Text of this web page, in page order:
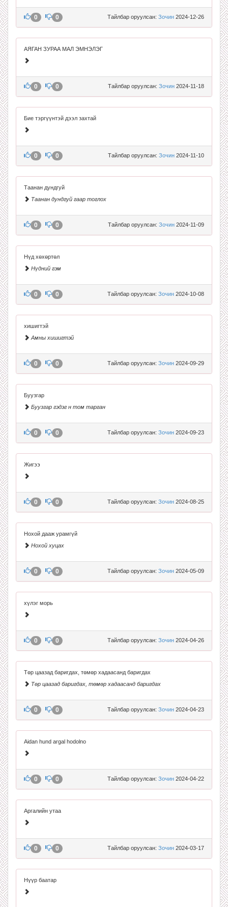
Тайлбар оруулсан: Зочин 2024-12-26
0 0
АЯГАН ЗУРАА МАЛ ЭМНЭЛЭГ
Тайлбар оруулсан: Зочин 2024-11-18
0 0
Бие тэргүүнтэй дээл захтай
Тайлбар оруулсан: Зочин 2024-11-10
0 0
Таанан дундгуй
Таанан дундгуй гаар тоглох
Тайлбар оруулсан: Зочин 2024-11-09
0 0
Нүд хөхөртөл
Нүдний гэм
Тайлбар оруулсан: Зочин 2024-10-08
0 0
хишигтэй
Амны хишигтэй
Тайлбар оруулсан: Зочин 2024-09-29
0 0
Буузгар
Буузгар гэдэг н том тарган
Тайлбар оруулсан: Зочин 2024-09-23
0 0
Жигээ
Тайлбар оруулсан: Зочин 2024-08-25
0 0
Нохой дааж урамгүй
Нохой хуцах
Тайлбар оруулсан: Зочин 2024-05-09
0 0
хүлэг морь
Тайлбар оруулсан: Зочин 2024-04-26
0 0
Төр цаазад баригдах, төмөр хадаасанд баригдах
Төр цаазад баригдах, төмөр хадаасанд баригдах
Тайлбар оруулсан: Зочин 2024-04-23
0 0
Aidan hund argal hodolno
Тайлбар оруулсан: Зочин 2024-04-22
0 0
Аргалийн утаа
Тайлбар оруулсан: Зочин 2024-03-17
0 0
Нүүр баатар